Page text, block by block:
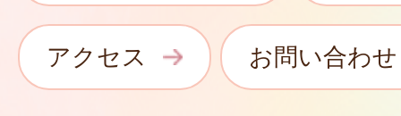
アクセス お問い合わせ